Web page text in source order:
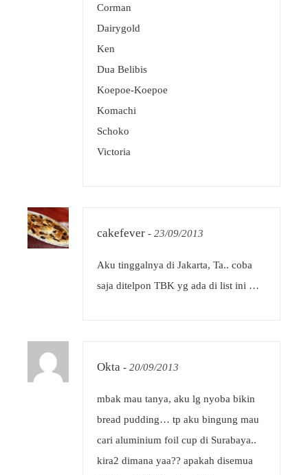
Corman
Dairygold
Ken
Dua Belibis
Koepoe-Koepoe
Komachi
Schoko
Victoria
cakefever - 23/09/2013
Aku tinggalnya di Jakarta, Ta.. coba
saja ditelpon TBK yg ada di list ini …
Okta - 20/09/2013
mbak mau tanya, aku lg nyoba bikin
bread pudding… tp aku bingung mau
cari aluminium foil cup di Surabaya..
kira2 dimana yaa?? apakah disemua